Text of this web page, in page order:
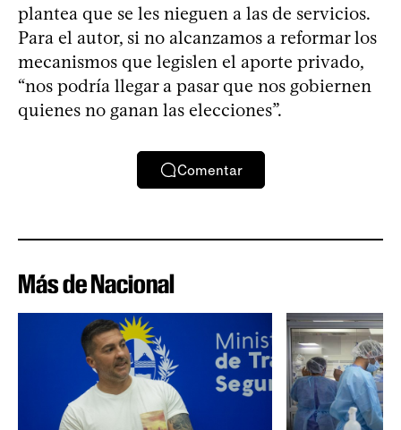
plantea que se les nieguen a las de servicios.
Para el autor, si no alcanzamos a reformar los
mecanismos que legislen el aporte privado,
“nos podría llegar a pasar que nos gobiernen
quienes no ganan las elecciones”.
Comentar
Más de Nacional